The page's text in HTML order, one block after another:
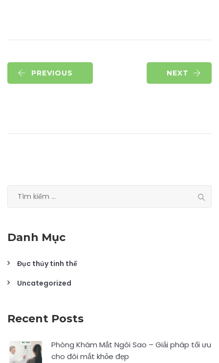
PREVIOUS NEXT
Danh Mục
Đục thủy tinh thể
Uncategorized
Recent Posts
Phòng Khám Mắt Ngôi Sao – Giải pháp tối ưu
cho đôi mắt khỏe đẹp